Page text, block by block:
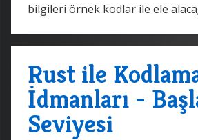
bilgileri örnek kodlar ile ele
Rust ile
İdmanları -
Seviyesi